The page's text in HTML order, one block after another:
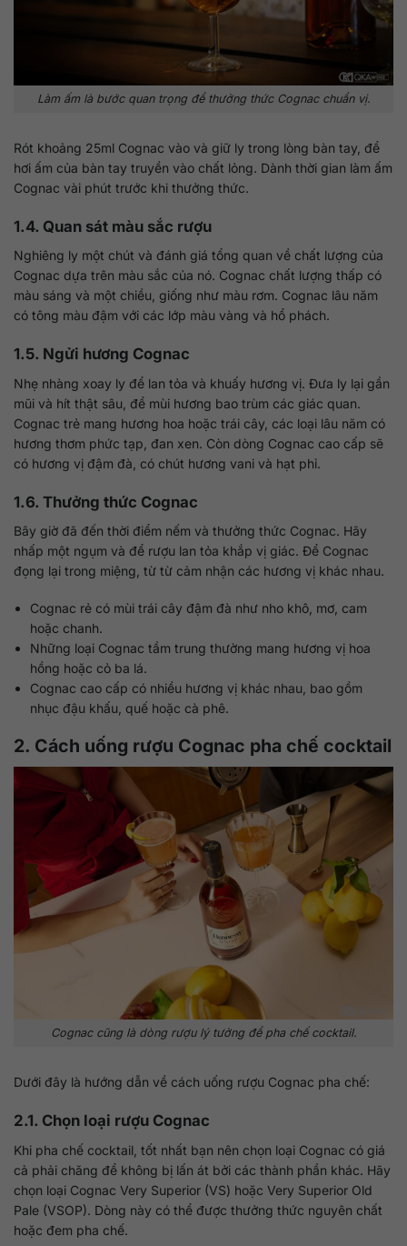
Làm ấm là bước quan trọng để thưởng thức Cognac chuẩn vị.
Rót khoảng 25ml Cognac vào và giữ ly trong lòng bàn tay, để
hơi ấm của bàn tay truyền vào chất lỏng. Dành thời gian làm ấm
Cognac vài phút trước khi thưởng thức.
1.4. Quan sát màu sắc rượu
Nghiêng ly một chút và đánh giá tổng quan về chất lượng của
Cognac dựa trên màu sắc của nó. Cognac chất lượng thấp có
màu sáng và một chiều, giống như màu rơm. Cognac lâu năm
có tông màu đậm với các lớp màu vàng và hổ phách.
1.5. Ngửi hương Cognac
Nhẹ nhàng xoay ly để lan tỏa và khuấy hương vị. Đưa ly lại gần
mũi và hít thật sâu, để mùi hương bao trùm các giác quan.
Cognac trẻ mang hương hoa hoặc trái cây, các loại lâu năm có
hương thơm phức tạp, đan xen. Còn dòng Cognac cao cấp sẽ
có hương vị đậm đà, có chút hương vani và hạt phỉ.
1.6. Thưởng thức Cognac
Bây giờ đã đến thời điểm nếm và thưởng thức Cognac. Hãy
nhấp một ngụm và để rượu lan tỏa khắp vị giác. Để Cognac
đọng lại trong miệng, từ từ cảm nhận các hương vị khác nhau.
Cognac rẻ có mùi trái cây đậm đà như nho khô, mơ, cam
hoặc chanh.
Những loại Cognac tầm trung thường mang hương vị hoa
hồng hoặc cỏ ba lá.
Cognac cao cấp có nhiều hương vị khác nhau, bao gồm
nhục đậu khấu, quế hoặc cà phê.
2. Cách uống rượu Cognac pha chế cocktail
Cognac cũng là dòng rượu lý tưởng để pha chế cocktail.
Dưới đây là hướng dẫn về cách uống rượu Cognac pha chế:
2.1. Chọn loại rượu Cognac
Khi pha chế cocktail, tốt nhất bạn nên chọn loại Cognac có giá
cả phải chăng để không bị lấn át bởi các thành phần khác. Hãy
chọn loại Cognac Very Superior (VS) hoặc Very Superior Old
Pale (VSOP). Dòng này có thể được thưởng thức nguyên chất
hoặc đem pha chế.